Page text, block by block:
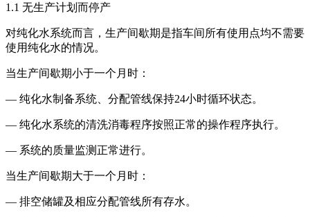
1.1 无生产计划而停产
对纯化水系统而言，生产间歇期是指车间所有使用点均不需要
使用纯化水的情况。
当生产间歇期小于一个月时：
— 纯化水制备系统、分配管线保持24小时循环状态。
— 纯化水系统的清洗消毒程序按照正常的操作程序执行。
— 系统的质量监测正常进行。
当生产间歇期大于一个月时：
— 排空储罐及相应分配管线所有存水。